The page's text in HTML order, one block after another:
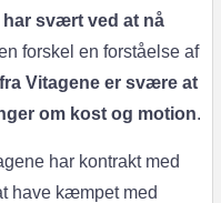
svært ved at nå
forskel en forståelse af
Vitagene er svære at
om kost og motion.
har kontrakt med
have kæmpet med